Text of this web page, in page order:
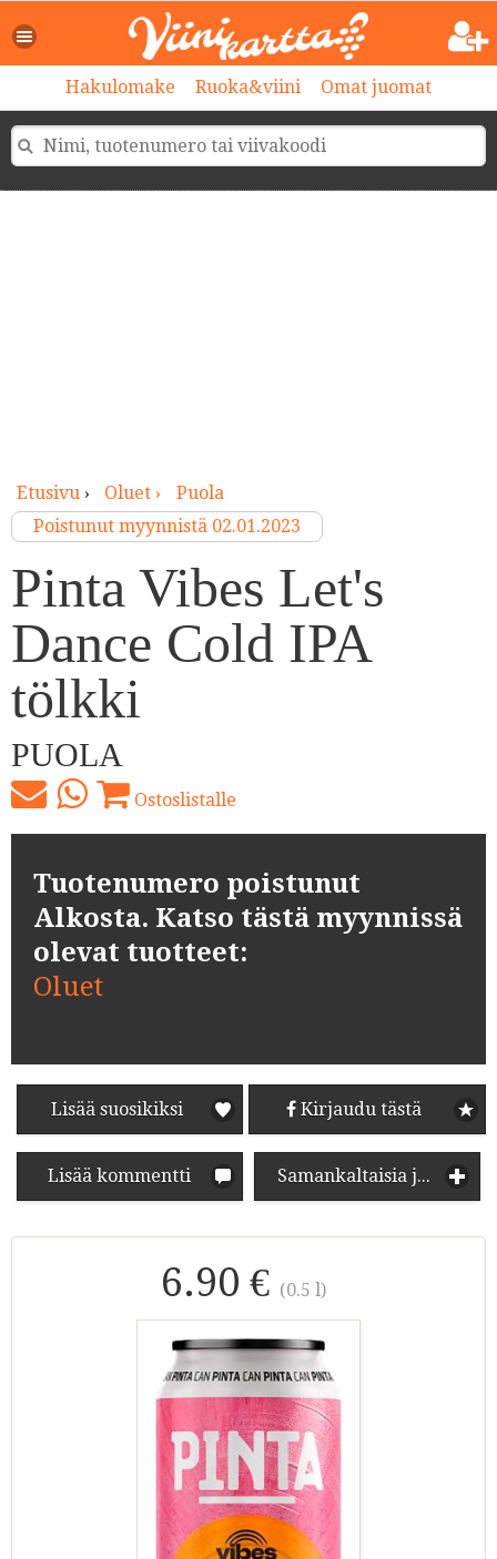
Hakulomake Ruoka&viini Omat juomat
Etusivu› Oluet ›
Puola
Poistunut myynnistä 02.01.2023
Pinta Vibes Let's
Dance Cold IPA
tölkki
PUOLA
Ostoslistalle
Tuotenumero poistunut
Alkosta. Katso tästä myynnissä
olevat tuotteet:
Oluet
Lisää suosikiksi Kirjaudu tästä
Lisää kommentti Samankaltaisia juomia
6.90 € (0.5 l)